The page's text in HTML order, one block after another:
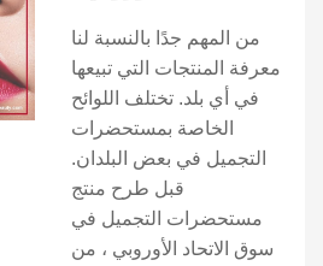
من المهم جدًا بالنسبة لنا
معرفة المنتجات التي تبيعها
في أي بلد. تختلف اللوائح
الخاصة بمستحضرات
التجميل في بعض البلدان.
قبل طرح منتج
مستحضرات التجميل في
سوق الاتحاد الأوروبي ، من